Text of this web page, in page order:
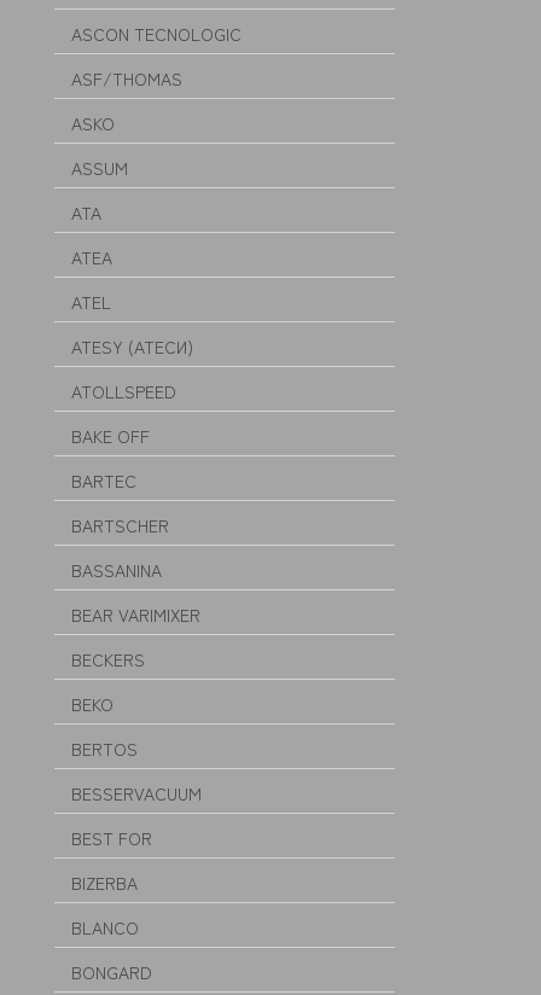
ASCON TECNOLOGIC
ASF/THOMAS
ASKO
ASSUM
ATA
ATEA
ATEL
ATESY (АТЕСИ)
ATOLLSPEED
BAKE OFF
BARTEC
BARTSCHER
BASSANINA
BEAR VARIMIXER
BECKERS
BEKO
BERTOS
BESSERVACUUM
BEST FOR
BIZERBA
BLANCO
BONGARD